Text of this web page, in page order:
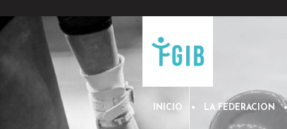
INICIO LA FEDERACION